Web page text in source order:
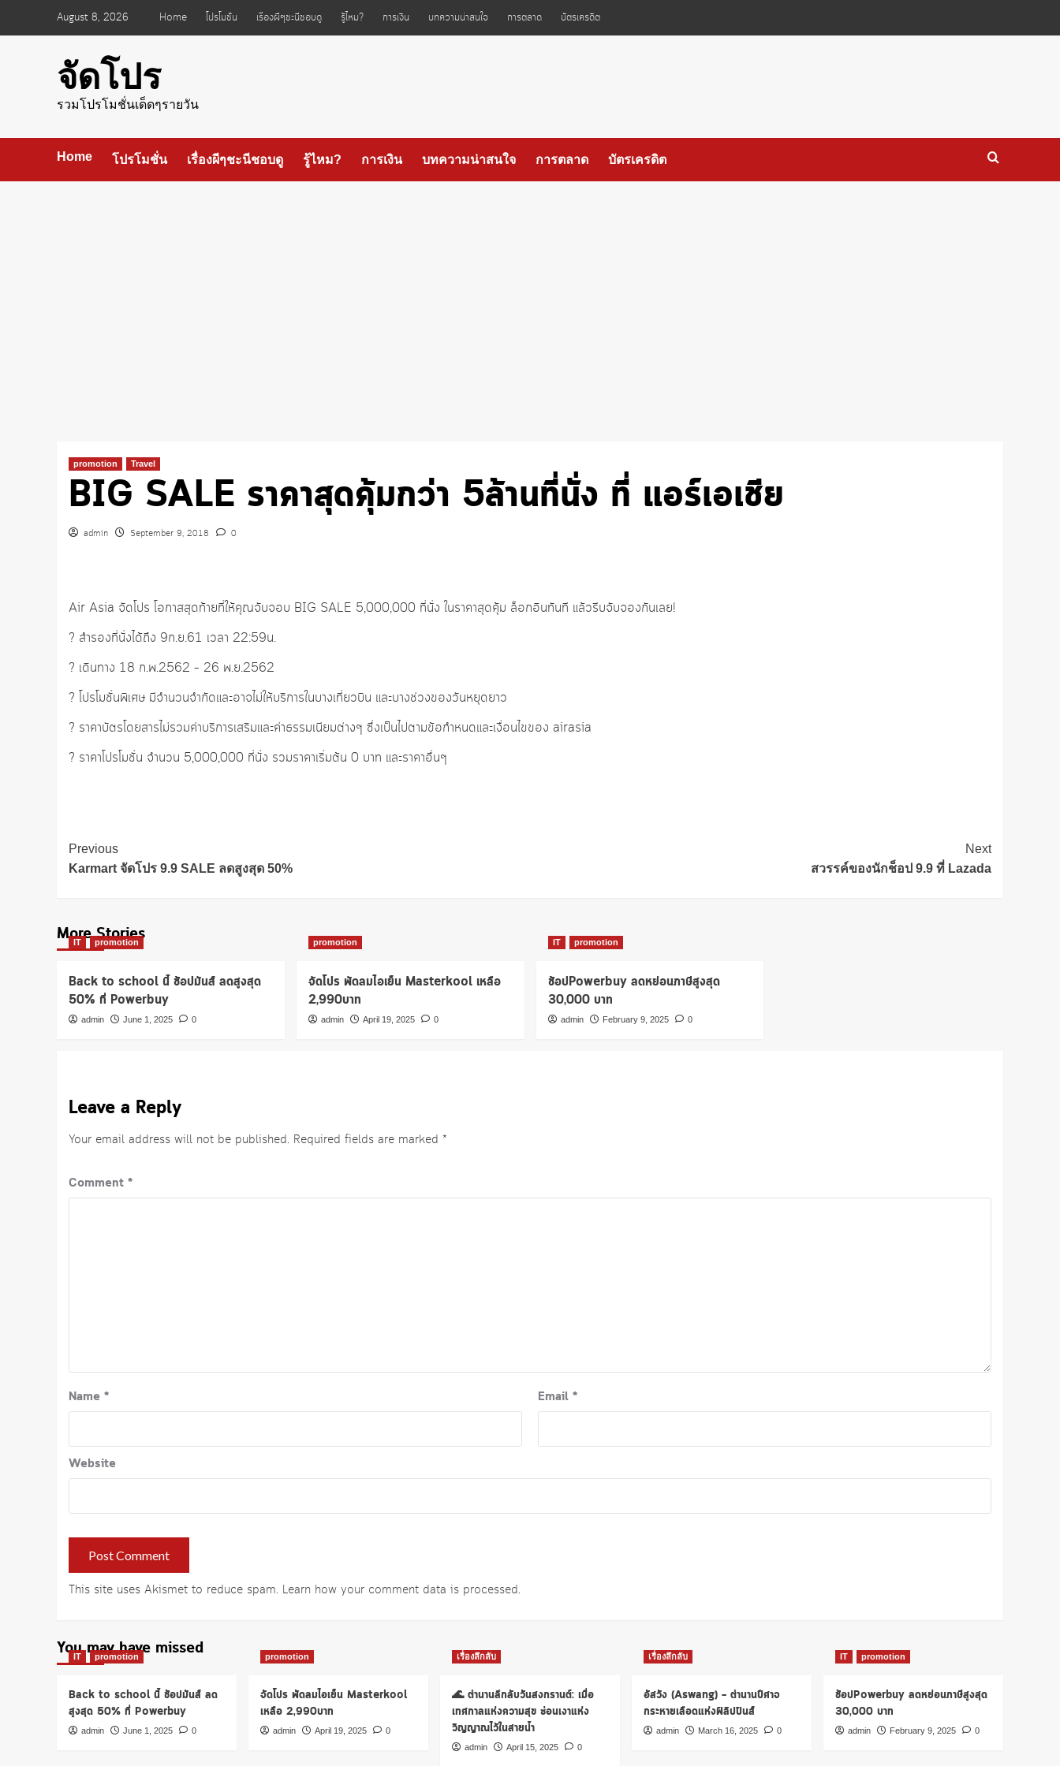
August 8, 2026 Home โปรโมชั่น เรื่องผีๆชะนีชอบดู รู้ไหม? การเงิน บทความน่าสนใจ การตลาด บัตรเครดิต
จัดโปร
รวมโปรโมชั่นเด็ดๆรายวัน
Home โปรโมชั่น เรื่องผีๆชะนีชอบดู รู้ไหม? การเงิน บทความน่าสนใจ การตลาด บัตรเครดิต
promotion Travel
BIG SALE ราคาสุดคุ้มกว่า 5ล้านที่นั่ง ที่ แอร์เอเชีย
admin September 9, 2018 0
Air Asia จัดโปร โอกาสสุดท้ายที่ให้คุณจับจอบ BIG SALE 5,000,000 ที่นั่ง ในราคาสุดคุ้ม ล็อกอินทันที แล้วรีบจับจองกันเลย!
? สำรองที่นั่งได้ถึง 9ก.ย.61 เวลา 22:59น.
? เดินทาง 18 ก.พ.2562 – 26 พ.ย.2562
? โปรโมชั่นพิเศษ มีจำนวนจำกัดและอาจไม่ให้บริการในบางเที่ยวบิน และบางช่วงของวันหยุดยาว
? ราคาบัตรโดยสารไม่รวมค่าบริการเสริมและค่าธรรมเนียมต่างๆ ซึ่งเป็นไปตามข้อกำหนดและเงื่อนไขของ airasia
? ราคาโปรโมชั่น จำนวน 5,000,000 ที่นั่ง รวมราคาเริ่มต้น 0 บาท และราคาอื่นๆ
Post
Navigation
Previous
Karmart จัดโปร 9.9 SALE ลดสูงสุด 50%
Next
สวรรค์ของนักช็อป 9.9 ที่ Lazada
More Stories
IT promotion
Back to school นี้ ช้อปมันส์ ลดสูงสุด
50% ที่ Powerbuy
admin June 1, 2025 0
promotion
จัดโปร พัดลมไอเย็น Masterkool เหลือ
2,990บาท
admin April 19, 2025 0
IT promotion
ช้อปPowerbuy ลดหย่อนภาษีสูงสุด
30,000 บาท
admin February 9, 2025 0
Leave a Reply
Your email address will not be published. Required fields are marked *
Comment *
Name * Email *
Website
This site uses Akismet to reduce spam. Learn how your comment data is processed.
You may have missed
IT promotion
Back to school นี้ ช้อปมันส์ ลด
สูงสุด 50% ที่ Powerbuy
admin June 1, 2025 0
promotion
จัดโปร พัดลมไอเย็น Masterkool
เหลือ 2,990บาท
admin April 19, 2025 0
เรื่องลึกลับ
🌊 ตำนานลึกลับวันสงกรานต์: เมื่อ
เทศกาลแห่งความสุข ซ่อนเงาแห่ง
วิญญาณไว้ในสายน้ำ
admin April 15, 2025 0
เรื่องลึกลับ
อัสวัง (Aswang) – ตำนานปีศาจ
กระหายเลือดแห่งฟิลิปปินส์
admin March 16, 2025 0
IT promotion
ช้อปPowerbuy ลดหย่อนภาษีสูงสุด
30,000 บาท
admin February 9, 2025 0